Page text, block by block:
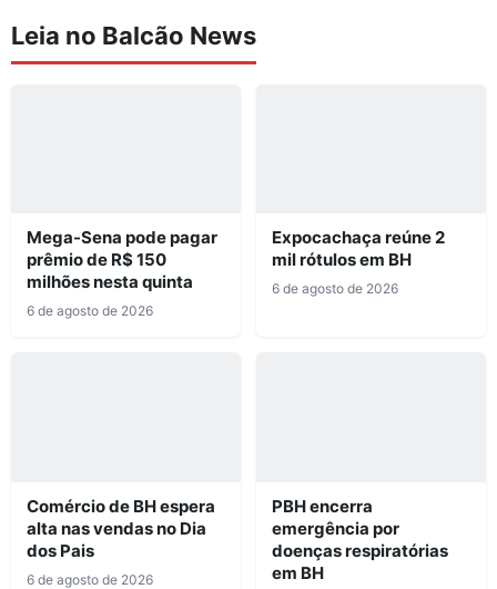
Leia no Balcão News
Mega-Sena pode pagar
prêmio de R$ 150
milhões nesta quinta
6 de agosto de 2026
Expocachaça reúne 2
mil rótulos em BH
6 de agosto de 2026
Comércio de BH espera
alta nas vendas no Dia
dos Pais
6 de agosto de 2026
PBH encerra
emergência por
doenças respiratórias
em BH